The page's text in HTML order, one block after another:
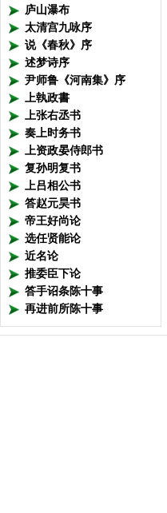
庐山瀑布
太清宫九咏序
说《春秋》序
述梦诗序
尹师鲁《河南集》序
上執政書
上张右丞书
奏上时务书
上资政晏侍郎书
复孙明复书
上吕相公书
答赵元昊书
帝王好尚论
选任贤能论
近名论
推委臣下论
答手诏条陈十事
再进前所陈十事